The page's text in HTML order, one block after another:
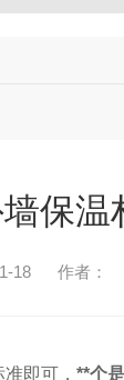
保温
18 作者：
即可， **个